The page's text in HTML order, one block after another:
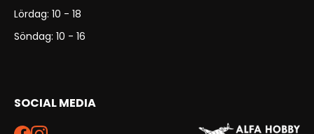
Lördag: 10 - 18
Söndag: 10 - 16
SOCIAL MEDIA